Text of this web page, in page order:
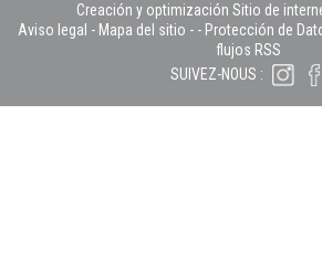
Creación y optimización Sitio de
Aviso legal - Mapa del sitio - - Protección de
flujos RSS
SUIVEZ-NOUS :